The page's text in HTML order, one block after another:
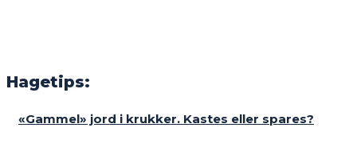
Hagetips:
«Gammel» jord i krukker. Kastes eller spares?